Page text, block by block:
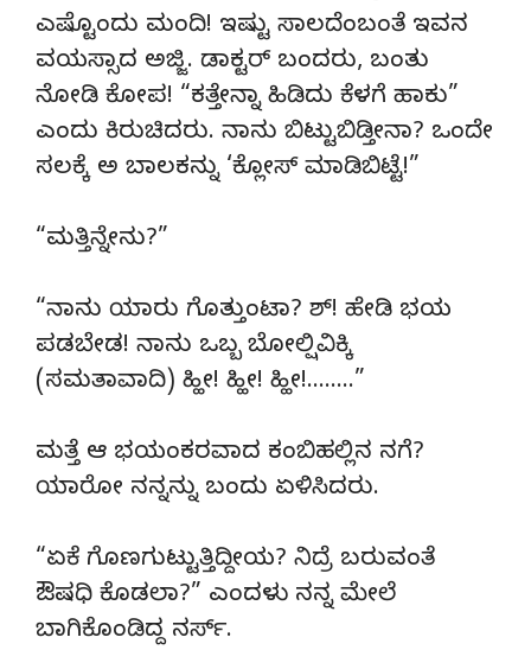
ಎಷ್ಟೊಂದು ಮಂದಿ! ಇಷ್ಟು ಸಾಲದೆಂಬಂತೆ ಇವನ
ವಯಸ್ಸಾದ ಅಜ್ಜಿ. ಡಾಕ್ಟರ್ ಬಂದರು, ಬಂತು
ನೋಡಿ ಕೋಪ! “ಕತ್ತೇನ್ನಾ ಹಿಡಿದು ಕೆಳಗೆ ಹಾಕು”
ಎಂದು ಕಿರುಚಿದರು. ನಾನು ಬಿಟ್ಟುಬಿಡ್ತೀನಾ? ಒಂದೇ
ಸಲಕ್ಕೆ ಅ ಬಾಲಕನ್ನು ‘ಕ್ಲೋಸ್ ಮಾಡಿಬಿಟ್ಟೆ!”
“ಮತ್ತಿನ್ನೇನು?”
“ನಾನು ಯಾರು ಗೊತ್ತುಂಟಾ? ಶ್! ಹೇಡಿ ಭಯ
ಪಡಬೇಡ! ನಾನು ಒಬ್ಬ ಬೋಲ್ಷಿವಿಕ್ಕಿ
(ಸಮತಾವಾದಿ) ಹ್ಹೀ! ಹ್ಹೀ! ಹ್ಹೀ!……..”
ಮತ್ತೆ ಆ ಭಯಂಕರವಾದ ಕಂಬಿಹಲ್ಲಿನ ನಗೆ?
ಯಾರೋ ನನ್ನನ್ನು ಬಂದು ಏಳಿಸಿದರು.
“ಏಕೆ ಗೊಣಗುಟ್ಟುತ್ತಿದ್ದೀಯ? ನಿದ್ರೆ ಬರುವಂತೆ
ಔಷಧಿ ಕೊಡಲಾ?” ಎಂದಳು ನನ್ನ ಮೇಲೆ
ಬಾಗಿಕೊಂಡಿದ್ದ ನರ್ಸ್.